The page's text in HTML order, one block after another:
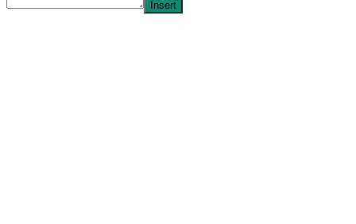
Insert